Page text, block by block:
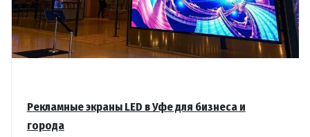
Рекламные экраны LED в Уфе для бизнеса и
города